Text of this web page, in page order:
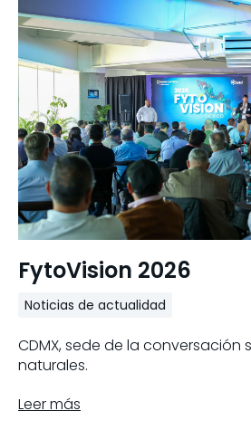
FytoVision 2026
Noticias de actualidad
CDMX, sede de la conversación
naturales.
Leer más